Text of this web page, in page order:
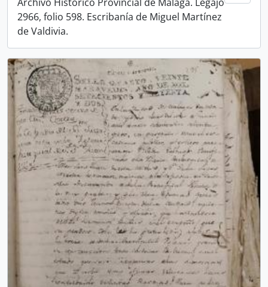
2966, folio 598. Escribanía de Miguel Martínez
de Valdivia.